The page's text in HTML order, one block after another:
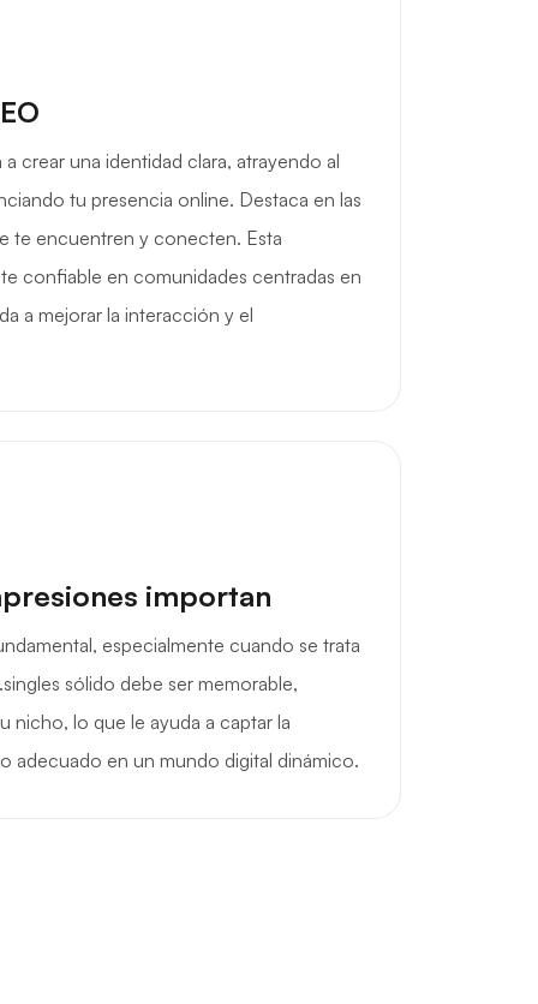
crear una identidad clara, atrayendo al
tu presencia online. Destaca en las
te encuentren y conecten. Esta
confiable en comunidades centradas en
a mejorar la interacción y el
importan
especialmente cuando se trata
sólido debe ser memorable,
nicho, lo que le ayuda a captar la
adecuado en un mundo digital dinámico.